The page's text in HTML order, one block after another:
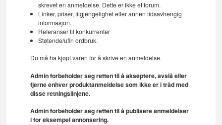
skrevet en anmeldelse. Dette er ikke et forum.
Linker, priser, tilgjengelighet eller annen tidsavhengig
informasjon.
Referanser til konkurrenter
Støtende/ufin ordbruk.
Du må ha kjøpt varen for å skrive en anmeldelse.
Admin forbeholder seg retten til å akseptere, avslå eller
fjerne enhver produktanmeldelse som ikke er i tråd med
disse retningslinjene.
Admin forbeholder seg retten til å publisere anmeldelser
i for eksempel annonsering.